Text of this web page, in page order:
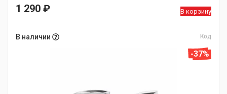
Первоначальная
составляла
1 290 ₽
цена:
В корзину
В наличии Код
-37%